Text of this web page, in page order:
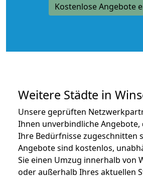
Kostenlose Angebote
Weitere Städte in
Unsere geprüften
Ihnen unverbindliche Angebote,
Ihre Bedürfnisse zugeschnitten
Angebote sind kostenlos,
Sie einen Umzug innerhalb von
oder außerhalb Ihres aktuellen